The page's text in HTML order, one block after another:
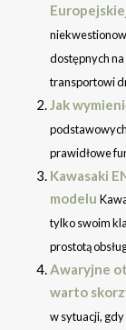
dostępnych
transportowi
Jak
prawidłowe
Kawasaki
modelu
tylko swoim
prostotą
Awaryjne
warto
w sytuacji,